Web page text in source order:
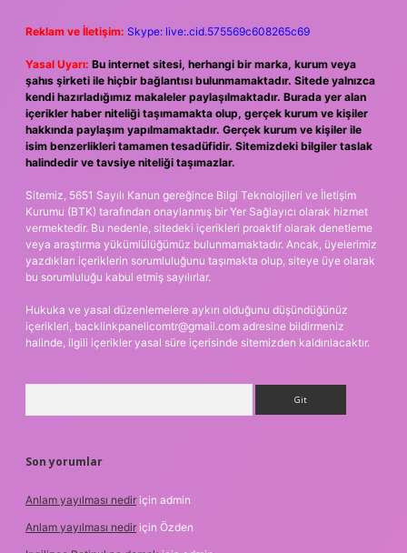
Reklam ve İletişim: Skype: live:.cid.575569c608265c69
Yasal Uyarı: Bu internet sitesi, herhangi bir marka, kurum veya
şahıs şirketi ile hiçbir bağlantısı bulunmamaktadır. Sitede yalnızca
kendi hazırladığımız makaleler paylaşılmaktadır. Burada yer alan
içerikler haber niteliği taşımamakta olup, gerçek kurum ve kişiler
hakkında paylaşım yapılmamaktadır. Gerçek kurum ve kişiler ile
isim benzerlikleri tamamen tesadüfidir. Sitemizdeki bilgiler taslak
halindedir ve tavsiye niteliği taşımazlar.
Sitemiz, 5651 Sayılı Kanun gereğince Bilgi Teknolojileri ve İletişim
Kurumu (BTK) tarafından onaylanmış bir Yer Sağlayıcı olarak hizmet
vermektedir. Bu nedenle, sitedeki içerikleri proaktif olarak denetleme
veya araştırma yükümlülüğümüz bulunmamaktadır. Ancak, üyelerimiz
yazdıkları içeriklerin sorumluluğunu taşımakta olup, siteye üye olarak
bu sorumluluğu kabul etmiş sayılırlar.
Hukuka ve yasal düzenlemelere aykırı olduğunu düşündüğünüz
içerikleri, backlinkpanelicomtr@gmail.com adresine bildirmeniz
halinde, ilgili içerikler yasal süre içerisinde sitemizden kaldırılacaktır.
Son yorumlar
Anlam yayılması nedir için admin
Anlam yayılması nedir için Özden